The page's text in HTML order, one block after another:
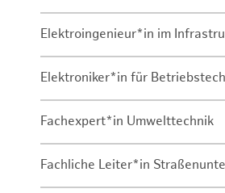
Elektroingenieur*in im
Elektroniker*in für
Fachexpert*in Umwelttechnik
Fachliche Leiter*in